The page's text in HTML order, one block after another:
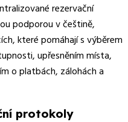
rezervační
podporou v češtině,
které pomáhají s výběrem
upřesněním místa,
o platbách, zálohách a
protokoly